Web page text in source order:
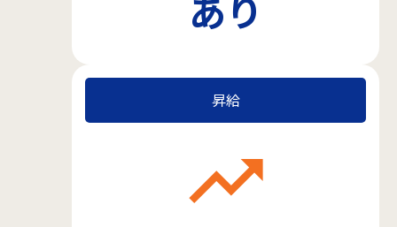
昇給
trending_up